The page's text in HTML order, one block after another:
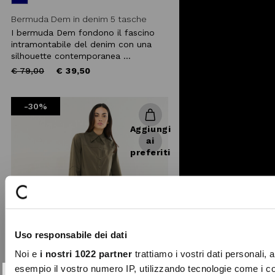
Uso responsabile dei dati
Noi e i nostri 1022 partnertrattiamo i vostri dati personali,
esempio il vostro numero IP, utilizzando tecnologie come i
Bermuda Dem in denim 5 tasche
I bermuda Dem fondono il fascino
intramontabile del denim con una
silhouette contemporanea ...
Price
€ 79,00to € 39,50
-30%
Aggiungi
ai
preferiti